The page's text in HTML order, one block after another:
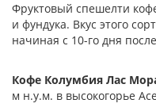
Фруктовый спешелти
и фундука. Вкус этого
начиная с 10-го дня
Кофе Колумбия Лас
м н.у.м. в высокогорье